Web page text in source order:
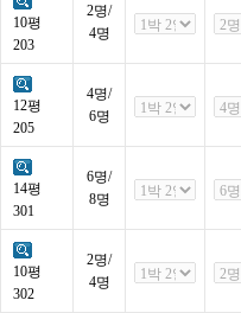
10평
203
2명/
4명
12평
205
4명/
6명
14평
301
6명/
8명
10평
302
2명/
4명